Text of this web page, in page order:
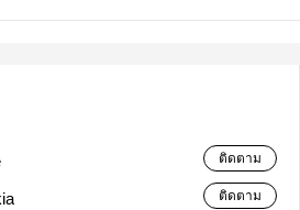
ติดตาม
ติดตาม